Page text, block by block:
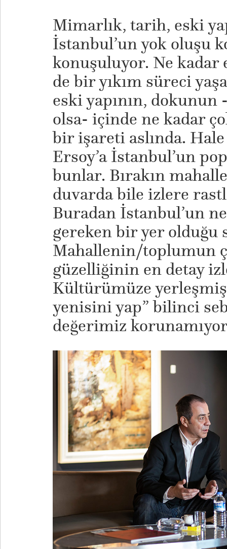
Mimarlık, tarih, eski
İstanbul’un yok oluşu
konuşuluyor. Ne kadar
de bir yıkım süreci
eski yapının, dokunun
olsa- içinde ne kadar
bir işareti aslında. Hale
Ersoy’a İstanbul’un
bunlar. Bırakın
duvarda bile izlere
Buradan İstanbul’un
gereken bir yer
Mahallenin/toplumun
güzelliğinin en detay
Kültürümüze yerleşmiş
yenisini yap” bilinci
değerimiz